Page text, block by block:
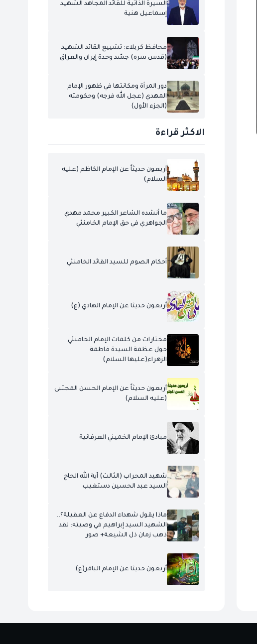
السيرة الذاتية للقائد المجاهد الشهيد
إسماعيل هنية
محافظ كربلاء: تشييع القائد الشهيد
(قدس سره) جسّد وحدة إيران والعراق
دور المرأة ومكانتها في ظهور الإمام
المهدي (عجل الله فرجه) وحكومته
(الجزء الأول)
الاكثر قراءة
أربعون حديثاً عن الإمام الكاظم (عليه
السلام)
ما أنشده الشاعر الكبير محمد مهدي
الجواهري في حق الإمام الخامنئي
أحكام الصوم للسيد القائد الخامنئي
أربعون حديثا عن الإمام الهادي (ع)
مختارات من كلمات الإمام الخامنئي
حول عظمة السيدة فاطمة
الزهراء(عليها السلام)
أربعون حديثاً عن الإمام الحسن المجتبى
(عليه السلام)
مبادئ الإمام الخميني العرفانية
شهيد المحراب (الثالث) آية الله الحاج
السيد عبد الحسين دستغيب
ماذا يقول شهداء الدفاع عن العقيلة؟..
الشهيد السيد إبراهيم في وصيته: لقد
ذهب زمان ذل الشيعة+ صور
أربعون حديثا عن الإمام الباقر(ع)